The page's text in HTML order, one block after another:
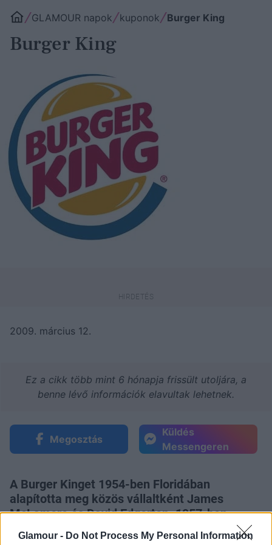
Glamour - Do Not Process My Personal Information
GLAMOUR napok kuponok Burger King
Burger King
2009. március 12.
Ez a cikk több mint 6 hónapja frissült utoljára, a
benne lévő információk elavultak lehetnek.
Megosztás
Küldés
Messengeren
A Burger Kinget 1954-ben Floridában
alapította meg közös vállaltként James
McLamore és David Edgerton. 1957-ben
vezették be a világhírű Whopper szendvicset,